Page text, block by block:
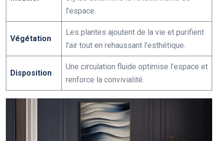
l’espace.
Végétation
Les plantes ajoutent de la vie et purifient
l’air tout en rehaussant l’esthétique.
Disposition
Une circulation fluide optimise l’espace et
renforce la convivialité.